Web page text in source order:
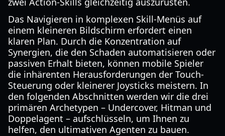
Das Navigieren in komplexen Skill-Menüs auf
einem kleineren Bildschirm erfordert einen
klaren Plan. Durch die Konzentration auf
Synergien, die den Schaden automatisieren oder
passiven Erhalt bieten, können mobile Spieler
die inhärenten Herausforderungen der Touch-
Steuerung oder kleinerer Joysticks meistern. In
den folgenden Abschnitten werden wir die drei
primären Archetypen – Undercover, Hitman und
Doppelagent – aufschlüsseln, um Ihnen zu
helfen, den ultimativen Agenten zu bauen.